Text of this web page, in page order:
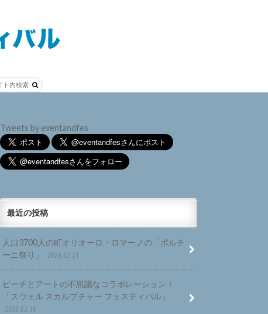
Tweets by eventandfes
最近の投稿
人口3700人の町オリオーロ・ロマーノの「ポルチ
ーニ祭り」
2020.02.21
ビーチとアートの不思議なコラボレーション！
「スウェル スカルプチャー フェスティバル」
2020.02.18